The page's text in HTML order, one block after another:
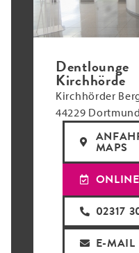
Dentlounge
Kirchhörde
Kirchhörder
44229
MAPS
02317
E-MAIL